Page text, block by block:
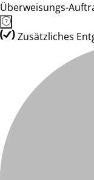
Überweisungs-
Zusätzliches